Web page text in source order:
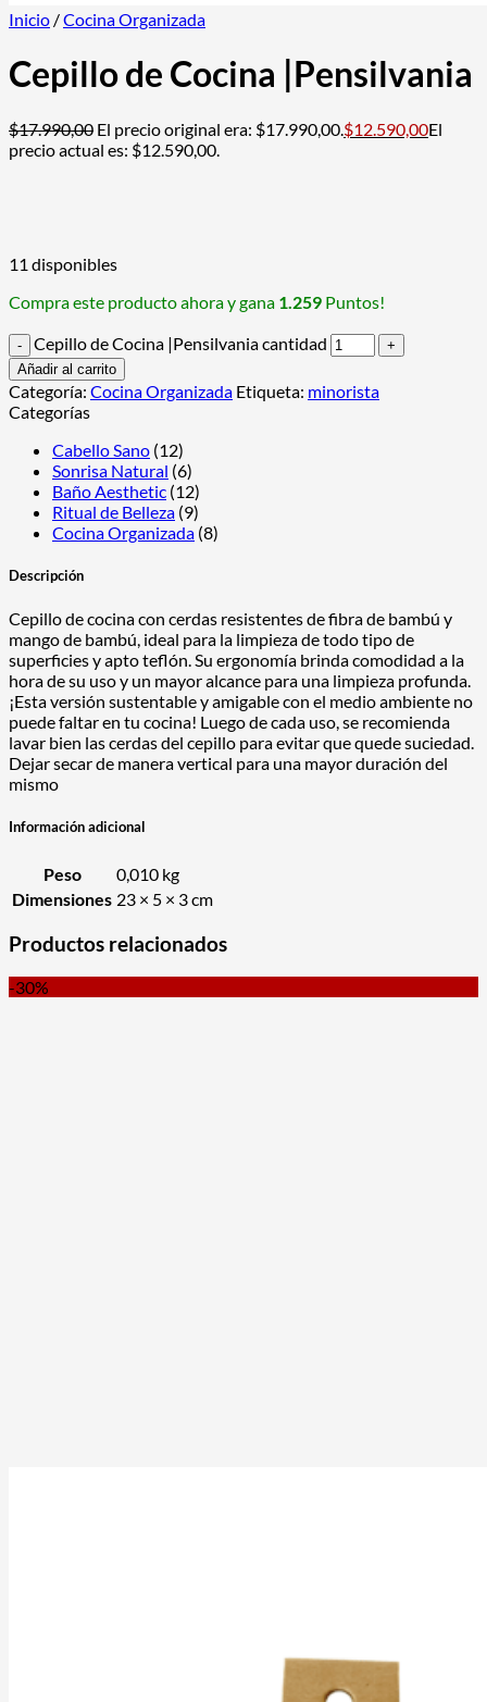
Inicio /Cocina Organizada
Cepillo de Cocina |Pensilvania
$17.990,00 El precio original era: $17.990,00.$12.590,00El
precio actual es: $12.590,00.
11 disponibles
Compra este producto ahora y gana 1.259 Puntos!
Cepillo de Cocina |Pensilvania cantidad
Añadir al carrito
Categoría: Cocina Organizada Etiqueta: minorista
Categorías
Cabello Sano (12)
Sonrisa Natural (6)
Baño Aesthetic (12)
Ritual de Belleza (9)
Cocina Organizada (8)
Descripción
Cepillo de cocina con cerdas resistentes de fibra de bambú y
mango de bambú, ideal para la limpieza de todo tipo de
superficies y apto teflón. Su ergonomía brinda comodidad a la
hora de su uso y un mayor alcance para una limpieza profunda.
¡Esta versión sustentable y amigable con el medio ambiente no
puede faltar en tu cocina! Luego de cada uso, se recomienda
lavar bien las cerdas del cepillo para evitar que quede suciedad.
Dejar secar de manera vertical para una mayor duración del
mismo
Información adicional
Peso
0,010 kg
Dimensiones 23 × 5 × 3 cm
Productos relacionados
-30%